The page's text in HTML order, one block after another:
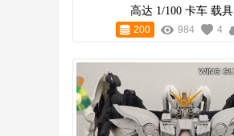
高达 1/100 卡车 载具
200 984 4